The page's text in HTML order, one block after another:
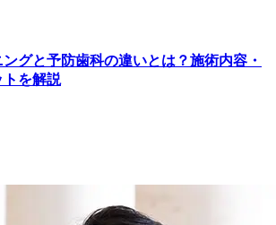
グと予防歯科の違いとは？施術内容・
トを解説